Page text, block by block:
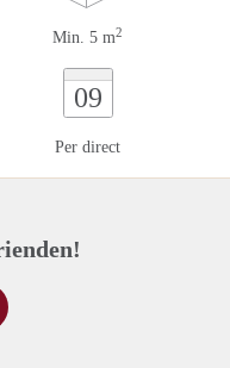
Min. 5 m2
09
Per direct